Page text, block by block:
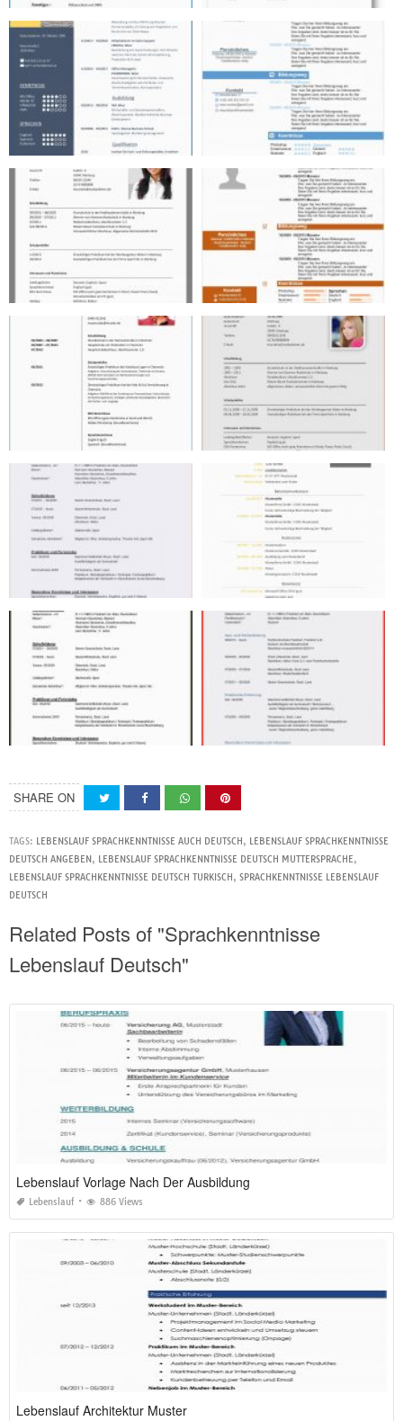
SHARE ON
TAGS: LEBENSLAUF SPRACHKENNTNISSE AUCH DEUTSCH , LEBENSLAUF SPRACHKENNTNISSE
DEUTSCH ANGEBEN , LEBENSLAUF SPRACHKENNTNISSE DEUTSCH MUTTERSPRACHE,
LEBENSLAUF SPRACHKENNTNISSE DEUTSCH TURKISCH , SPRACHKENNTNISSE LEBENSLAUF
DEUTSCH
Related Posts of "Sprachkenntnisse
Lebenslauf Deutsch"
Lebenslauf Vorlage Nach Der Ausbildung
Lebenslauf 886 Views
Lebenslauf Architektur Muster